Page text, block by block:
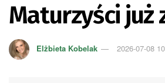
Maturzyści już
Elżbieta Kobelak 2026-07-08